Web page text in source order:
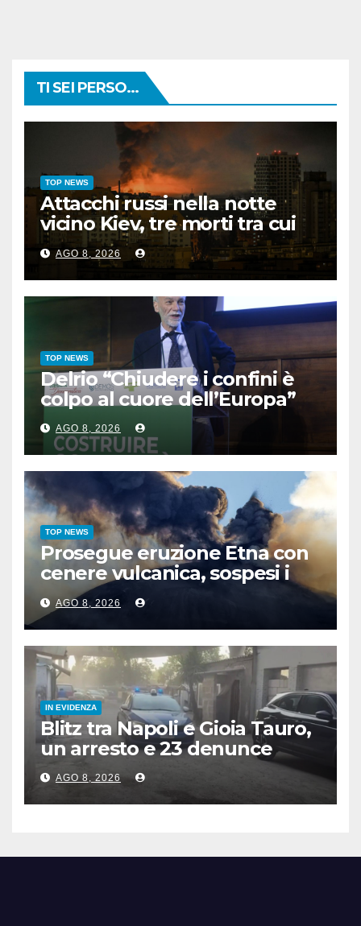
TI SEI PERSO...
TOP NEWS
Attacchi russi nella notte
vicino Kiev, tre morti tra cui
un bambino
AGO 8, 2026
TOP NEWS
Delrio “Chiudere i confini è
colpo al cuore dell’Europa”
AGO 8, 2026
TOP NEWS
Prosegue eruzione Etna con
cenere vulcanica, sospesi i
voli in arrivo a Catania
AGO 8, 2026
IN EVIDENZA
Blitz tra Napoli e Gioia Tauro,
un arresto e 23 denunce
AGO 8, 2026